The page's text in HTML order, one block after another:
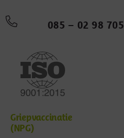
085 – 02 98 705
Griepvaccinatie
(NPG)